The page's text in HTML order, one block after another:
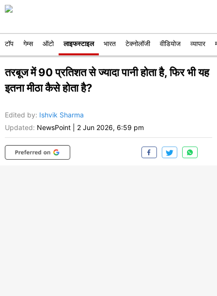
टॉप गेम्स ऑटो लाइफस्टाइल भारत टेक्नोलॉजी वीडियोज व्यापार
तरबूज में 90 प्रतिशत से ज्यादा पानी होता है, फिर भी यह
इतना मीठा कैसे होता है?
Edited by: Ishvik Sharma
Updated: NewsPoint 2 Jun 2026, 6:59 pm